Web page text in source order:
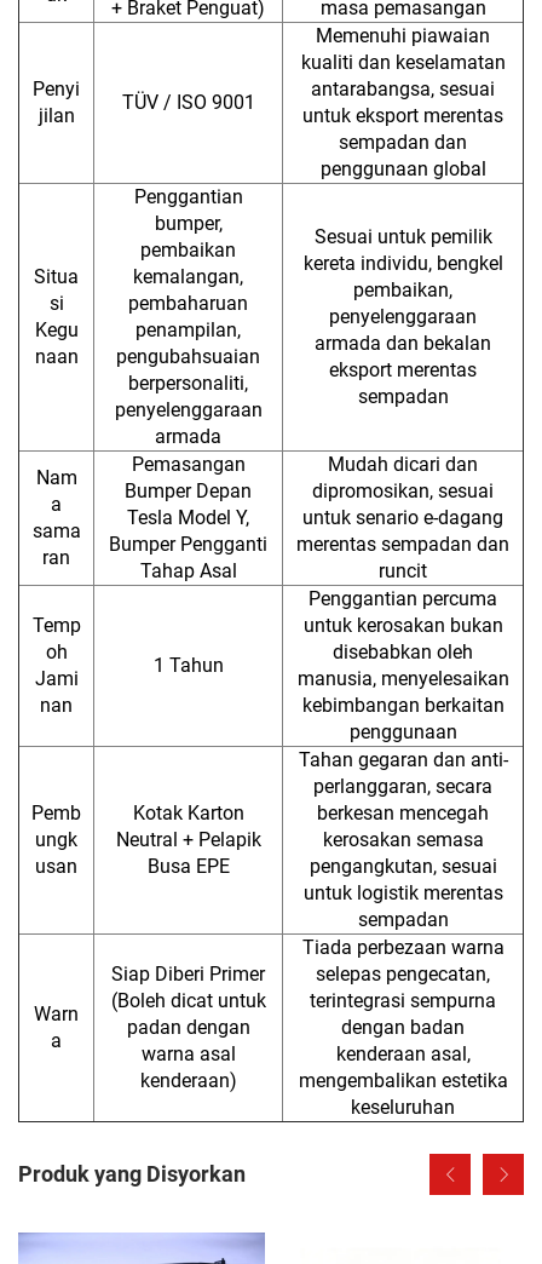
+ Braket Penguat) masa pemasangan
Penyi
jilan
TÜV / ISO 9001
Memenuhi piawaian
kualiti dan keselamatan
antarabangsa, sesuai
untuk eksport merentas
sempadan dan
penggunaan global
Situa
si
Kegu
naan
Penggantian
bumper,
pembaikan
kemalangan,
pembaharuan
penampilan,
pengubahsuaian
berpersonaliti,
penyelenggaraan
armada
Sesuai untuk pemilik
kereta individu, bengkel
pembaikan,
penyelenggaraan
armada dan bekalan
eksport merentas
sempadan
Nam
a
sama
ran
Pemasangan
Bumper Depan
Tesla Model Y,
Bumper Pengganti
Tahap Asal
Mudah dicari dan
dipromosikan, sesuai
untuk senario e-dagang
merentas sempadan dan
runcit
Temp
oh
Jami
nan
1 Tahun
Penggantian percuma
untuk kerosakan bukan
disebabkan oleh
manusia, menyelesaikan
kebimbangan berkaitan
penggunaan
Pemb
ungk
usan
Kotak Karton
Neutral + Pelapik
Busa EPE
Tahan gegaran dan anti-
perlanggaran, secara
berkesan mencegah
kerosakan semasa
pengangkutan, sesuai
untuk logistik merentas
sempadan
Warn
a
Siap Diberi Primer
(Boleh dicat untuk
padan dengan
warna asal
kenderaan)
Tiada perbezaan warna
selepas pengecatan,
terintegrasi sempurna
dengan badan
kenderaan asal,
mengembalikan estetika
keseluruhan
Produk yang Disyorkan